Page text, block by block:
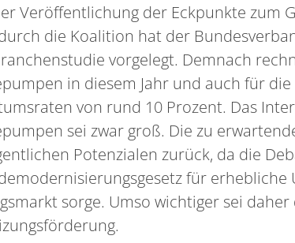
Veröffentlichung der Eckpunkte zum
die Koalition hat der
vorgelegt. Demnach
in diesem Jahr und auch für
von rund 10 Prozent. Das
sei zwar groß. Die zu
Potenzialen zurück, da die
für erhebliche
sorge. Umso wichtiger sei